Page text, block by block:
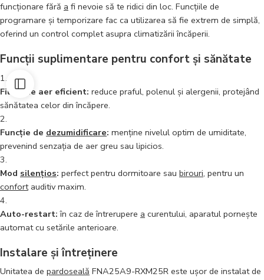
funcționare fără a fi nevoie să te ridici din loc. Funcțiile de
programare și temporizare fac ca utilizarea să fie extrem de simplă,
oferind un control complet asupra climatizării încăperii.
Funcții suplimentare pentru confort și sănătate
Filtru de aer eficient: reduce praful, polenul și alergenii, protejând
sănătatea celor din încăpere.
Funcție de dezumidificare: menține nivelul optim de umiditate,
prevenind senzația de aer greu sau lipicios.
Mod silențios: perfect pentru dormitoare sau birouri, pentru un
confortauditiv maxim.
Auto-restart: în caz de întrerupere a curentului, aparatul pornește
automat cu setările anterioare.
Instalare și întreținere
Unitatea de pardoseală FNA25A9-RXM25R este ușor de instalat de